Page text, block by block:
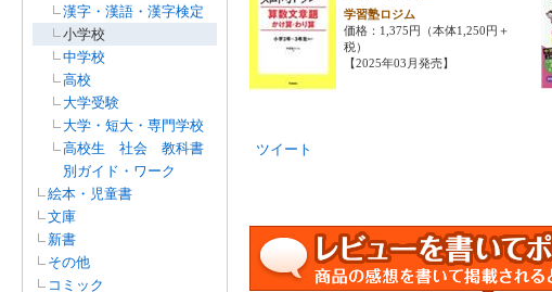
漢字・漢語・漢字検定
小学校
中学校
高校
大学受験
大学・短大・専門学校
高校生 社会 教科書
別ガイド・ワーク
絵本・児童書
文庫
新書
その他
コミック
学習塾ロジム
価格：1,375円（本体1,250円＋
税）
【2025年03月発売】
ツイート